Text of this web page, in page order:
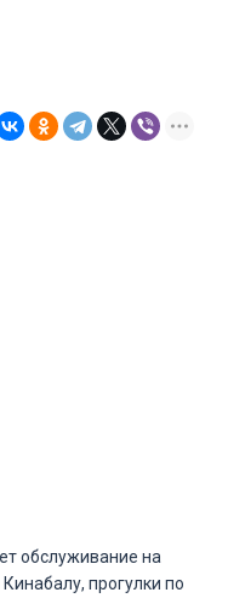
обслуживание на
прогулки по